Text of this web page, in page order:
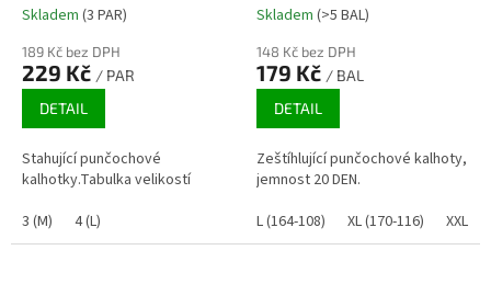
Skladem (3 PAR)
189 Kč bez DPH
229 Kč / PAR
DETAIL
Stahující punčochové
kalhotky.Tabulka velikostí
3 (M)
4 (L)
Skladem (>5 BAL)
148 Kč bez DPH
179 Kč / BAL
DETAIL
Zeštíhlující punčochové kalhoty,
jemnost 20 DEN.
L (164-108)
XL (170-116) XXL